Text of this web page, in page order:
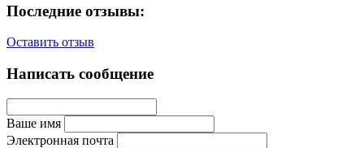
Последние отзывы:
Оставить отзыв
Написать сообщение
Ваше имя
Электронная почта